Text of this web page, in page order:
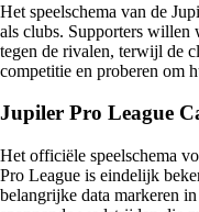
Het speelschema van de
als clubs. Supporters willen
tegen de rivalen, terwijl de
competitie en proberen om
Jupiler Pro League
Het officiële speelschema
Pro League is eindelijk
belangrijke data markeren